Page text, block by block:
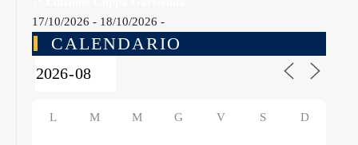
17/10/2026 - 18/10/2026 -
CALENDARIO
L M M G V S D